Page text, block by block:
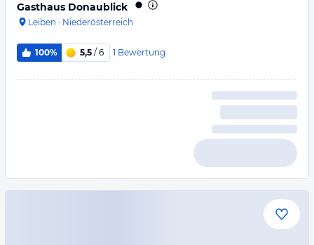
Gasthaus Donaublick
Leiben · Niederösterreich
100% 5,5 / 6 1 Bewertung